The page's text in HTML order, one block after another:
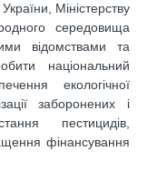
Міністерству
середовища
відомствами та
національний
екологічної
заборонених і
пестицидів,
фінансування